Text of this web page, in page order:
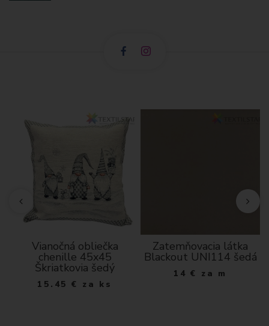
Vianočná obliečka
chenille 45x45
Škriatkovia šedý
15.45 € za ks
Zatemňovacia látka
Blackout UNI114 šedá
14 € za m